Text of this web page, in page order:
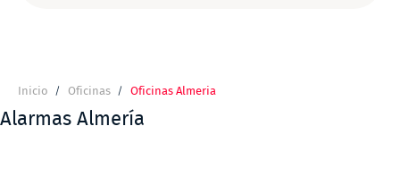
Ruta
de
Inicio Oficinas Oficinas Almeria
Alarmas Almería